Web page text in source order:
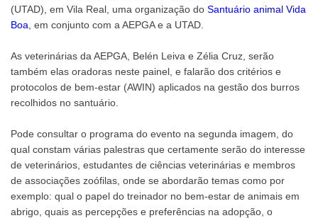
(UTAD), em Vila Real, uma organização do Santuário animal Vida
Boa , em conjunto com a AEPGA e a UTAD.
As veterinárias da AEPGA, Belén Leiva e Zélia Cruz, serão
também elas oradoras neste painel, e falarão dos critérios e
protocolos de bem-estar (AWIN) aplicados na gestão dos burros
recolhidos no santuário.
Pode consultar o programa do evento na segunda imagem, do
qual constam várias palestras que certamente serão do interesse
de veterinários, estudantes de ciências veterinárias e membros
de associações zoófilas, onde se abordarão temas como por
exemplo: qual o papel do treinador no bem-estar de animais em
abrigo, quais as percepções e preferências na adopção, o